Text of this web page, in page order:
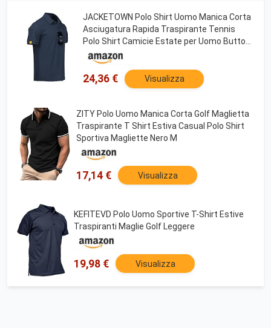
JACKETOWN Polo Shirt Uomo Manica Corta
Asciugatura Rapida Traspirante Tennis
Polo Shirt Camicie Estate per Uomo Button
Front T-Shirts Sport Shirt Basic Regular Fit
Golf Shirt(Blu Marino XL)
24,36 € Visualizza
ZITY Polo Uomo Manica Corta Golf Maglietta
Traspirante T Shirt Estiva Casual Polo Shirt
Sportiva Magliette Nero M
17,14 € Visualizza
KEFITEVD Polo Uomo Sportive T-Shirt Estive
Traspiranti Maglie Golf Leggere
19,98 € Visualizza